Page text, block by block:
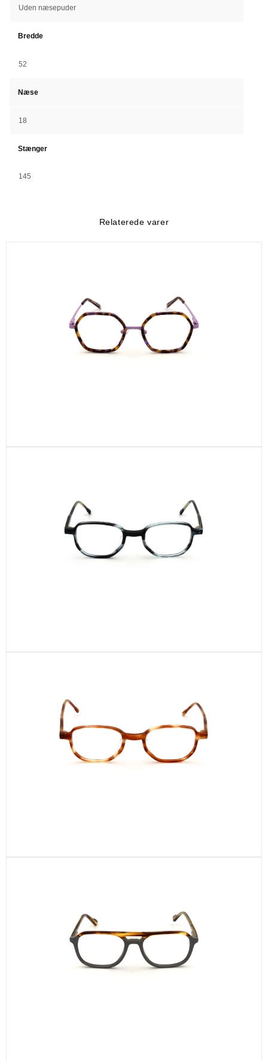
Uden næsepuder
Bredde
52
Næse
18
Stænger
145
Relaterede varer